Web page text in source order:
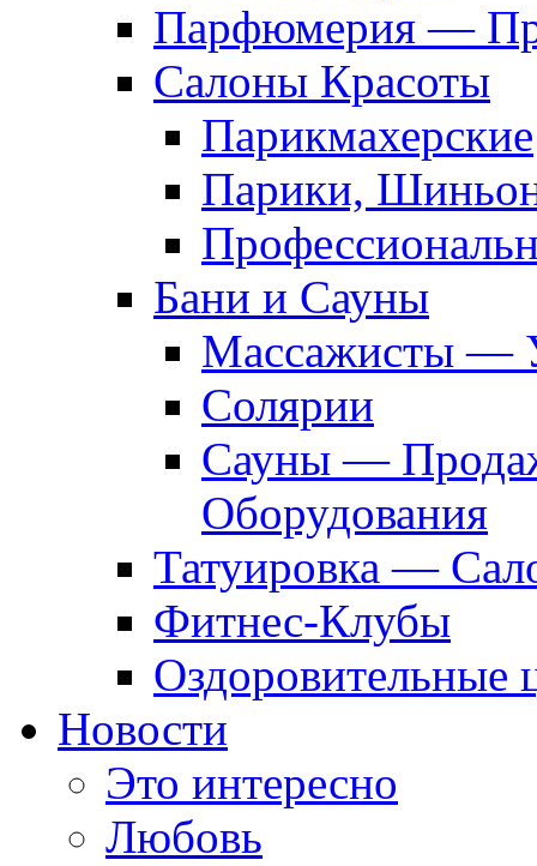
Парфюмерия —
Салоны Красоты
Парикмахерские
Парики,
Бани и Сауны
Массажисты —
Солярии
Сауны —
Оборудования
Татуировка —
Фитнес-Клубы
Оздоровительные
Новости
Это интересно
Любовь